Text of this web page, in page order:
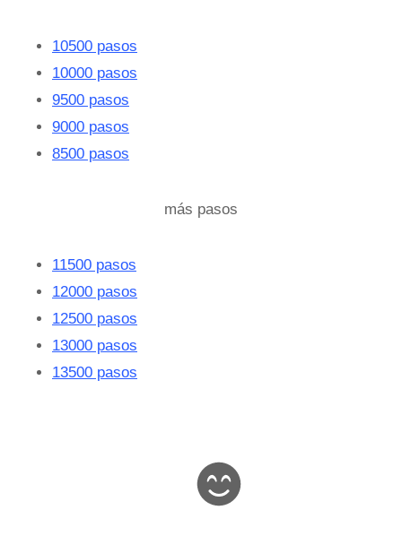
10500 pasos
10000 pasos
9500 pasos
9000 pasos
8500 pasos
más pasos
11500 pasos
12000 pasos
12500 pasos
13000 pasos
13500 pasos